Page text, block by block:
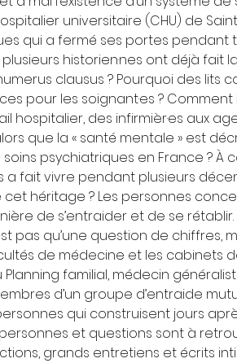
universitaire (CHU) de
qui a fermé ses portes pendant
historien·nes ont déjà fait
clausus ? Pourquoi des lits
pour les soignant·es ?
hospitalier, des infirmièr·es aux
que la « santé mentale » est
psychiatriques en France ?
a fait vivre pendant plusieurs
héritage ? Les personnes
de s’entraider et de se
pas qu’une question de
de médecine et les cabinets
familial, médecin
d’un groupe d’entraide
qui construisent jours
et questions sont à
grands entretiens et écrits